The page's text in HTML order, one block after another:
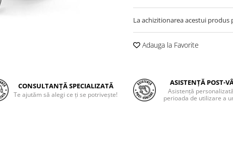
La achizitionarea acestui produs
Adauga la Favorite
CONSULTANȚĂ SPECIALIZATĂ
Te ajutăm să alegi ce ți se potrivește!
ASISTENȚĂ POST-
Asistență
perioada de utilizare a